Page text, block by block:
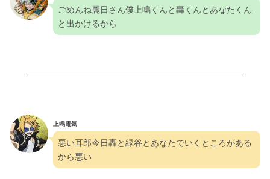
ごめんね麗日さん僕上鳴くんと轟くんとあなたくん
と出かけるから
上鳴電気
悪い耳郎今日轟と緑谷とあなたでいくところがある
から悪い